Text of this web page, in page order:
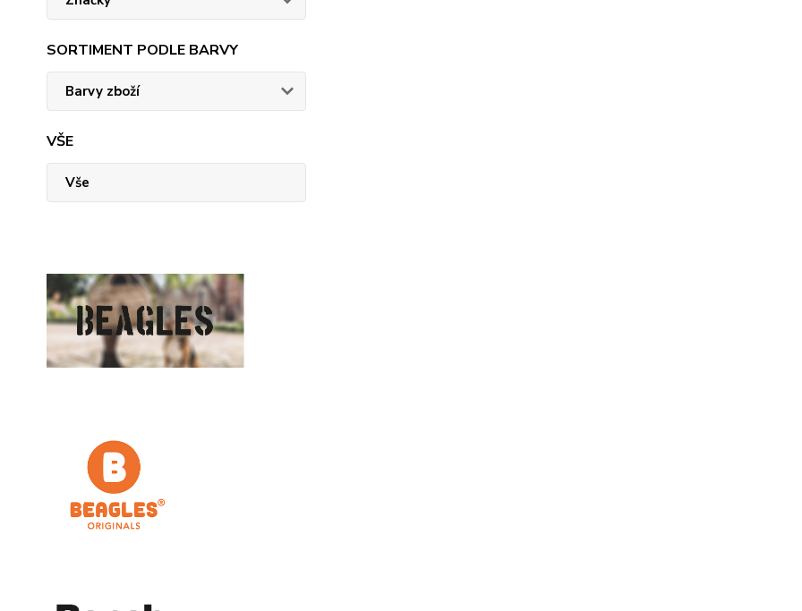
SORTIMENT PODLE BARVY
Barvy zboží
VŠE
Vše